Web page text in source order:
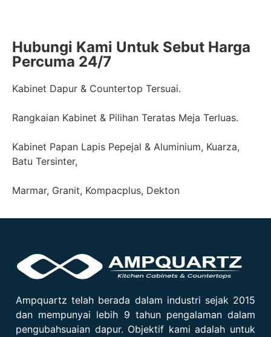
Hubungi Kami Untuk Sebut Harga
Percuma 24/7
Kabinet Dapur & Countertop Tersuai.
Rangkaian Kabinet & Pilihan Teratas Meja Terluas.
Kabinet Papan Lapis Pepejal & Aluminium, Kuarza,
Batu Tersinter,
Marmar, Granit, Kompacplus, Dekton
Ampquartz telah berada dalam industri sejak 2015
dan mempunyai lebih 9 tahun pengalaman dalam
pengubahsuaian dapur. Objektif kami adalah untuk